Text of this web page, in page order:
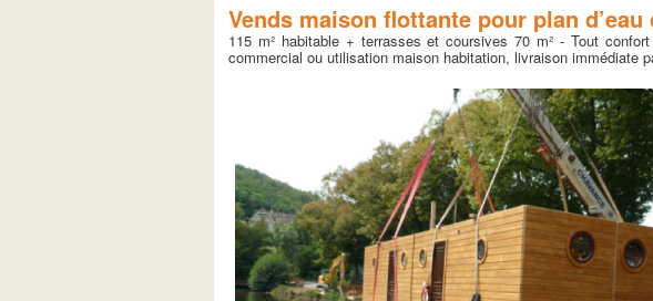
Vends maison flottante pour plan d’eau
115 m² habitable + terrasses et coursives 70 m² - Tout
commercial ou utilisation maison habitation, livraison immédiate